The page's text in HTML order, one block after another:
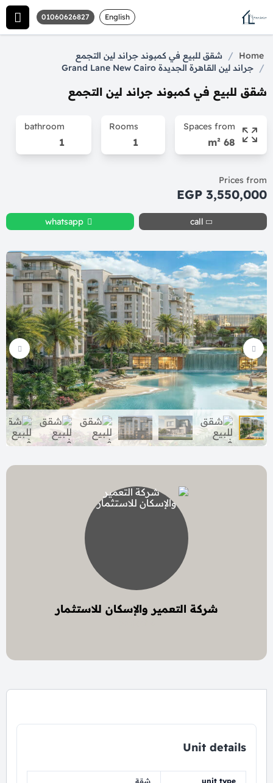
English
01060626827
Home
/ شقق للبيع في كمبوند جراند لين التجمع
/ جراند لين القاهرة الجديدة Grand Lane New Cairo
شقق للبيع في كمبوند جراند لين التجمع
Spaces from
68 m²
Rooms
1
bathroom
1
Prices from
3,550,000 EGP
call
whatsapp
شركة التعمير والإسكان للاستثمار
Unit details
unit type شقة